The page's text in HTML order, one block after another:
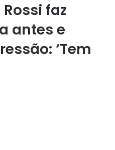
faz
antes e
‘Tem